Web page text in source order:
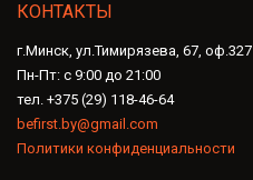
КОНТАКТЫ
г.Минск, ул.Тимирязева, 67, оф.327
Пн-Пт: с 9:00 до 21:00
тел. +375 (29) 118-46-64
befirst.by@gmail.com
Политики конфиденциальности